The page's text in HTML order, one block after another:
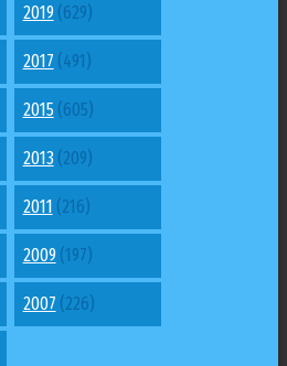
2019(629)
2017 (491)
2015(605)
2013(209)
2011 (216)
2009(197)
2007 (226)